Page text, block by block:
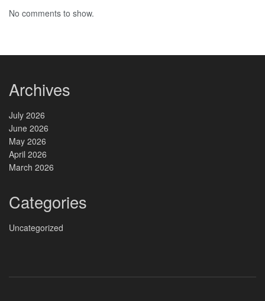
No comments to show.
Archives
July 2026
June 2026
May 2026
April 2026
March 2026
Categories
Uncategorized